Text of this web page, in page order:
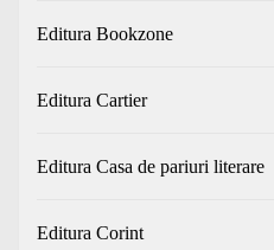
Editura Bookzone
Editura Cartier
Editura Casa de pariuri literare
Editura Corint